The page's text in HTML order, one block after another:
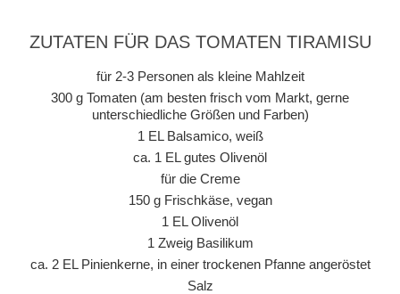
ZUTATEN FÜR DAS TOMATEN TIRAMISU
für 2-3 Personen als kleine Mahlzeit
300 g Tomaten (am besten frisch vom Markt, gerne
unterschiedliche Größen und Farben)
1 EL Balsamico, weiß
ca. 1 EL gutes Olivenöl
für die Creme
150 g Frischkäse, vegan
1 EL Olivenöl
1 Zweig Basilikum
ca. 2 EL Pinienkerne, in einer trockenen Pfanne angeröstet
Salz